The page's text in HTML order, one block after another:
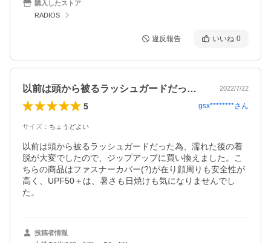
購入したストア
RADIOS
違反報告 いいね 0
以前は頭から被るラッシュガードだった為… 2022/7/22
5 gsx********さん
サイズ ： ちょうどよい
以前は頭から被るラッシュガードだった為、濡れた後の着
脱が大変でしたので、ジップアップに買い換えました。こ
ちらの商品はファスナーカバー(?)が在り顔周りも安全性が
高く、UPF50＋は、暑さも日焼けも気になりませんでし
た。
投稿者情報